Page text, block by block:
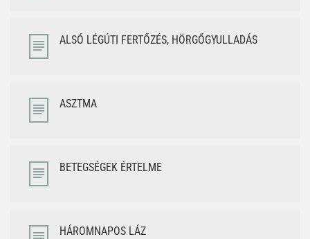
ALSÓ LÉGÚTI FERTŐZÉS, HÖRGŐGYULLADÁS
ASZTMA
BETEGSÉGEK ÉRTELME
HÁROMNAPOS LÁZ